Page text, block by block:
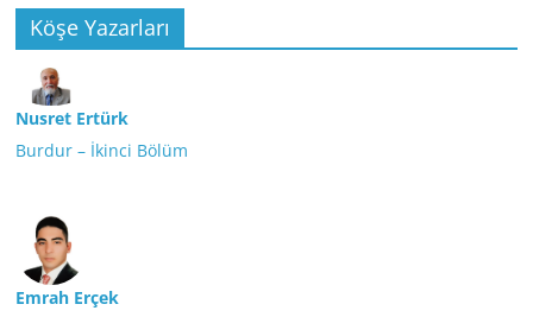
Köşe Yazarları
Nusret Ertürk
Burdur – İkinci Bölüm
Emrah Erçek